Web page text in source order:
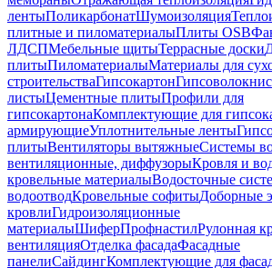
лентыПоликарбонатШумоизоляция
плитные и пиломатериалыПлиты OSB
ЛДСПМебельные щитыТеррасные доски
плитыПиломатериалыМатериалы для
строительстваГипсокартон
листыЦементные плитыПрофили для
гипсокартонаКомплектующие для
армирующиеУплотнительные ленты
плитыВентиляторы вытяжныеСистемы
вентиляционные, диффузорыКровля и
кровельные материалыВодосточные
водоотводКровельные софитыДоборные
кровлиГидроизоляционные
материалыШиферПрофнастилРулонная
вентиляцияОтделка фасадаФасадные
панелиСайдингКомплектующие для